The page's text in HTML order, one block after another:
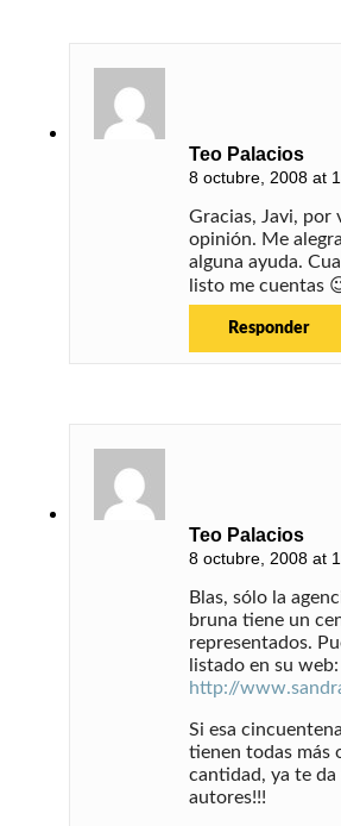
Teo Palacios
8 octubre, 2008 at
Gracias, Javi, por
opinión. Me
alguna ayuda.
listo me cuentas
Responder
Teo Palacios
8 octubre, 2008 at
Blas, sólo la
bruna tiene un
representados.
listado en su web:
http://
Si esa
tienen todas más
cantidad, ya te
autores!!!